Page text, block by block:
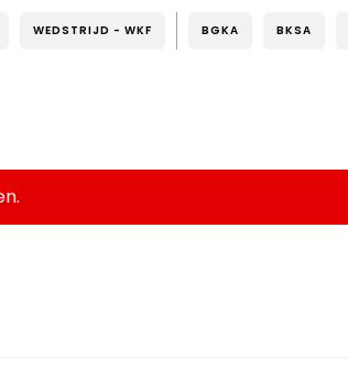
WEDSTRIJD - WKF BGKA BKSA